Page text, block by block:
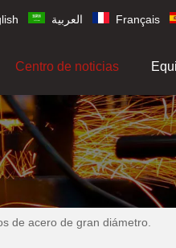
العربية Français
Centro de noticias
de acero de gran diámetro.